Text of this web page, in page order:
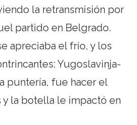
la retransmisión por
partido en Belgrado.
apreciaba el frío, y los
Yugoslavinja-
puntería, fue hacer el
y la botella le impactó en